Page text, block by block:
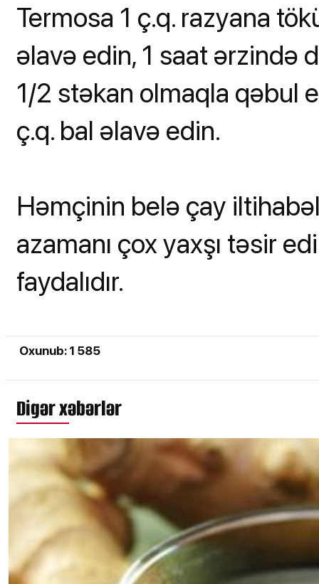
Termosa 1 ç.q. razyana
əlavə edin, 1 saat ərzində
1/2 stəkan olmaqla qəbul
ç.q. bal əlavə edin.
Həmçinin belə çay
azamanı çox yaxşı təsir
faydalıdır.
Oxunub: 1 585
Digər xəbərlər